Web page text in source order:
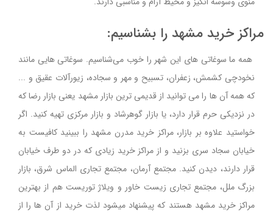
مراکز خرید مشهد را بشناسیم:
همه ما سوغاتی های این شهر را خوب می‌شناسیم. سوغاتی هایی مانند
نخودچی کشمش، زعفران، تسبیح و مهر و سجاده، زیورآلات عقیق و ...
که همه آن ها را می توانید از قدیمی ترین بازار مشهد یعنی بازار رضا که
در نزدیکی حرم قرار دارد، یا بازار گوهرشاد و بازار مرکزی تهیه کنید. اگر
خواستید علاوه بر بازار، مراکز خرید مدرن مشهد را ببینید کافیست به
خیابان سجاد سری بزنید و از مراکز خرید زیادی که در دو طرف خیابان
قرار دارند، دیدن کنید. مجتمع آرمان، مجتمع تجاری الماس شرق، بازار
بزرگ ملل، مجتمع تجاری زیست خاور و ویلاژ توریست هم از بهترین
مراکز خرید مشهد هستند که پیشنهاد میشود لذت خرید از آن ها را از